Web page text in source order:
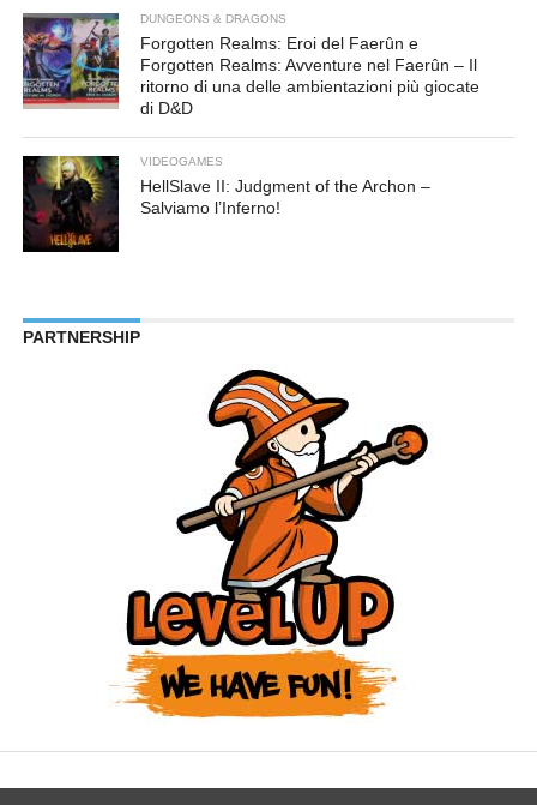
DUNGEONS & DRAGONS
Forgotten Realms: Eroi del Faerûn e
Forgotten Realms: Avventure nel Faerûn – Il
ritorno di una delle ambientazioni più giocate
di D&D
VIDEOGAMES
HellSlave II: Judgment of the Archon –
Salviamo l’Inferno!
PARTNERSHIP